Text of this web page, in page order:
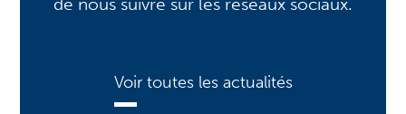
Voir toutes les actualités